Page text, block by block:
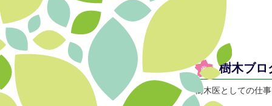
樹木ブロ
樹木医としての仕